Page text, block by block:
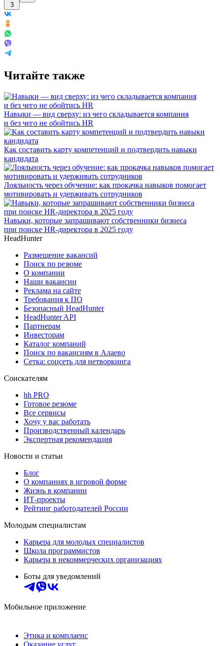
3
Читайте также
Навыки — вид сверху: из чего складывается компания
и без чего не обойтись HR
Как составить карту компетенций и подтвердить навыки
кандидата
Лояльность через обучение: как прокачка навыков помогает
мотивировать и удерживать сотрудников
Навыки, которые запрашивают собственники бизнеса
при поиске HR-директора в 2025 году
HeadHunter
Размещение вакансий
Поиск по резюме
О компании
Наши вакансии
Реклама на сайте
Требования к ПО
Безопасный HeadHunter
HeadHunter API
Партнерам
Инвесторам
Каталог компаний
Поиск по вакансиям в Алаево
Сетка: соцсеть для нетворкинга
Соискателям
hh PRO
Готовое резюме
Все сервисы
Хочу у вас работать
Производственный календарь
Экспертная рекомендация
Новости и статьи
Блог
О компаниях в игровой форме
Жизнь в компании
ИТ-проекты
Рейтинг работодателей России
Молодым специалистам
Карьера для молодых специалистов
Школа программистов
Карьера в некоммерческих организациях
Боты для уведомлений
Мобильное приложение
Этика и комплаенс
Оказание услуг